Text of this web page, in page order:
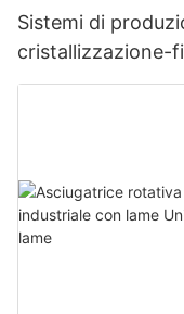
Sistemi di
cristallizzazione-
su skid